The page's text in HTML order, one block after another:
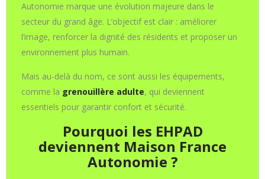
3. Confort optimal
Autonomie marque une évolution majeure dans le
secteur du grand âge. L’objectif est clair : améliorer
l’image, renforcer la dignité des résidents et proposer un
environnement plus humain.
Mais au-delà du nom, ce sont aussi les équipements,
comme la grenouillère adulte, qui deviennent
essentiels pour garantir confort et sécurité.
Pourquoi les EHPAD
deviennent Maison France
Autonomie ?